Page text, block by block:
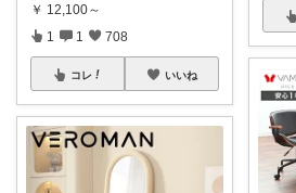
￥ 12,100～
1 1 708
コレ いいね